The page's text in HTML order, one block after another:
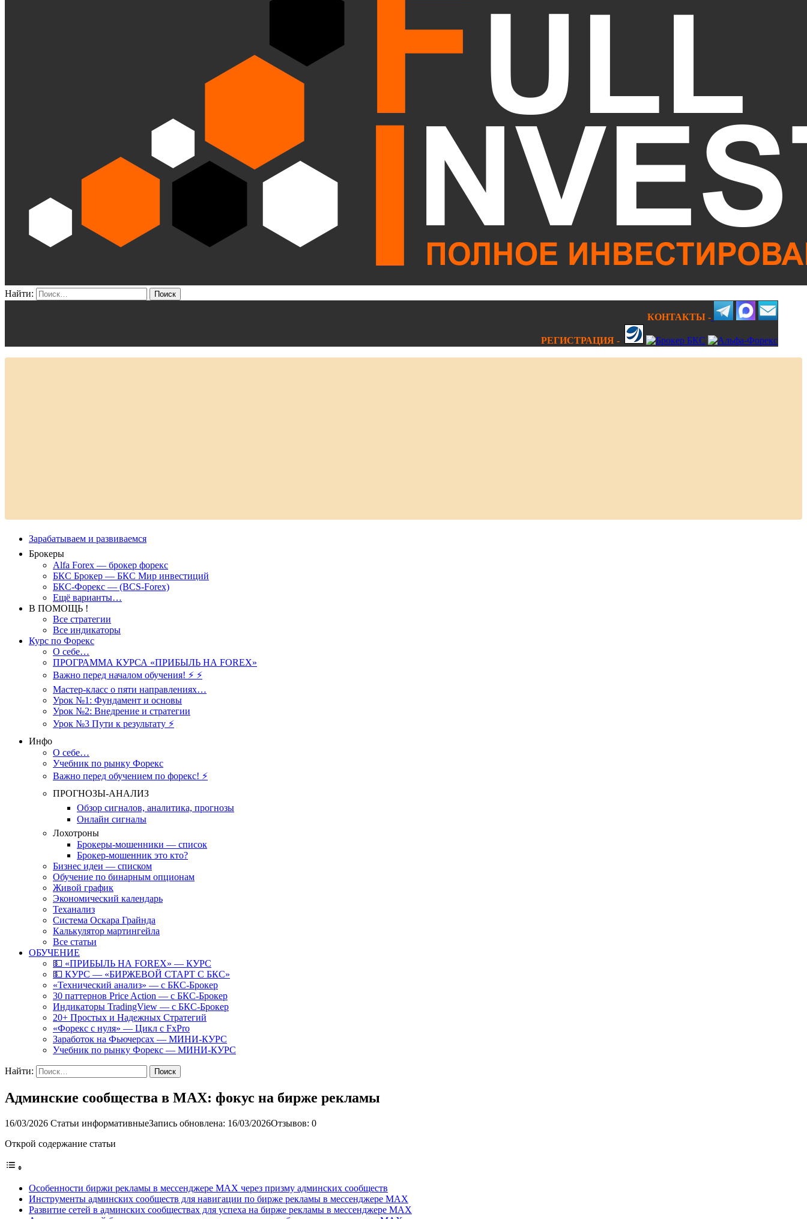
Найти:
КОНТАКТЫ -
РЕГИСТРАЦИЯ -
Зарабатываем и развиваемся
Брокеры
Alfa Forex — брокер форекс
БКС Брокер — БКС Мир инвестиций
БКС-Форекс — (BCS-Forex)
Ещё варианты…
В ПОМОЩЬ !
Все стратегии
Все индикаторы
Курс по Форекс
О себе…
ПРОГРАММА КУРСА «ПРИБЫЛЬ НА FOREX»
Важно перед началом обучения! ⚡ ⚡
Мастер-класс о пяти направлениях…
Урок №1: Фундамент и основы
Урок №2: Внедрение и стратегии
Урок №3 Пути к результату ⚡️
Инфо
О себе…
Учебник по рынку Форекс
Важно перед обучением по форекс! ⚡
ПРОГНОЗЫ-АНАЛИЗ
Обзор сигналов, аналитика, прогнозы
Онлайн сигналы
Лохотроны
Брокеры-мошенники — список
Брокер-мошенник это кто?
Бизнес идеи — списком
Обучение по бинарным опционам
Живой график
Экономический календарь
Теханализ
Система Оскара Грайнда
Калькулятор мартингейла
Все статьи
ОБУЧЕНИЕ
💵 «ПРИБЫЛЬ НА FOREX» — КУРС
💵 КУРС — «БИРЖЕВОЙ СТАРТ С БКС»
«Технический анализ» — с БКС-Брокер
30 паттернов Price Action — с БКС-Брокер
Индикаторы TradingView — с БКС-Брокер
20+ Простых и Надежных Стратегий
«Форекс с нуля» — Цикл с FxPro
Заработок на Фьючерсах — МИНИ-КУРС
Учебник по рынку Форекс — МИНИ-КУРС
Найти:
Админские сообщества в MAX: фокус на бирже рекламы
16/03/2026 Статьи информативныеЗапись обновлена: 16/03/2026Отзывов: 0
Открой содержание статьи
Особенности биржи рекламы в мессенджере MAX через призму админских сообществ
Инструменты админских сообществ для навигации по бирже рекламы в мессенджере MAX
Развитие сетей в админских сообществах для успеха на бирже рекламы в мессенджере MAX